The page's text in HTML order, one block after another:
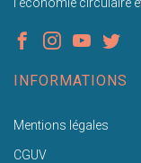
INFORMATIONS
Mentions légales
CGUV